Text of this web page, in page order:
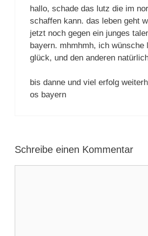
hallo, schade das lutz die im
schaffen kann. das leben geht
jetzt noch gegen ein junges
bayern. mhmhmh, ich wünsche
glück, und den anderen
bis danne und viel erfolg
os bayern
Schreibe einen Kommentar